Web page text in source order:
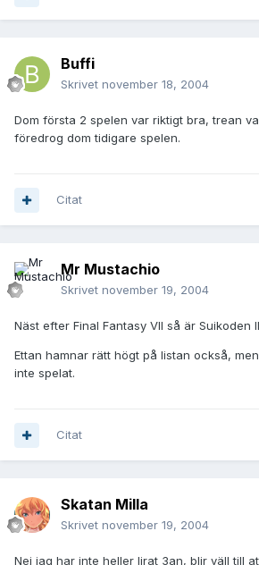
Buffi
Skrivet november 18, 2004
Dom första 2 spelen var riktigt bra, trean
föredrog dom tidigare spelen.
Citat
Mr Mustachio
Skrivet november 19, 2004
Näst efter Final Fantasy VII så är Suikoden
Ettan hamnar rätt högt på listan också,
inte spelat.
Citat
Skatan Milla
Skrivet november 19, 2004
Nej jag har inte heller lirat 3an, blir väll till